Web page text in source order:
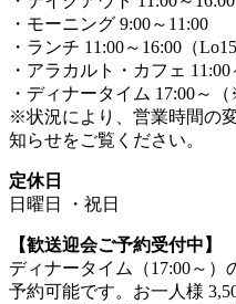
・モーニング 9:00～11:00
・ランチ 11:00～16:00（
・アラカルト・カフェ 11:00
・ディナータイム 17:00～
※状況により、営業時間の
知らせをご覧ください。
定休日
日曜日 ・祝日
【歓送迎会ご予約受付中】
ディナータイム（17:00～
予約可能です。お一人様